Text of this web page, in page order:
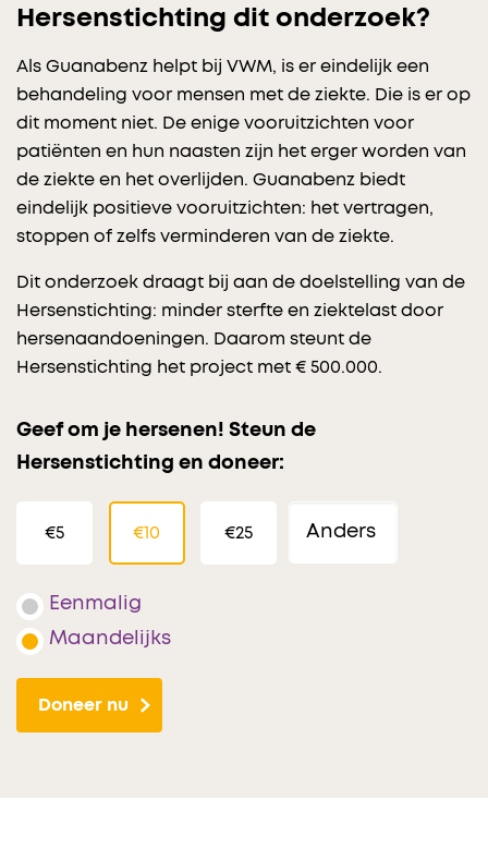
Hersenstichting dit onderzoek?
Als Guanabenz helpt bij VWM, is er eindelijk een
behandeling voor mensen met de ziekte. Die is er op
dit moment niet. De enige vooruitzichten voor
patiënten en hun naasten zijn het erger worden van
de ziekte en het overlijden. Guanabenz biedt
eindelijk positieve vooruitzichten: het vertragen,
stoppen of zelfs verminderen van de ziekte.
Dit onderzoek draagt bij aan de doelstelling van de
Hersenstichting: minder sterfte en ziektelast door
hersenaandoeningen. Daarom steunt de
Hersenstichting het project met € 500.000.
Geef om je hersenen! Steun de
Hersenstichting en doneer:
€5 €10 €25
Eenmalig
Maandelijks
Doneer nu